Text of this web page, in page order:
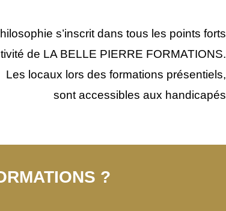
s’inscrit dans tous les points forts
de LA BELLE PIERRE FORMATIONS.
Les locaux lors des formations présentiels,
sont accessibles aux handicapés
?